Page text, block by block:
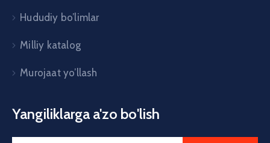
Hududiy bo’limlar
Milliy katalog
Murojaat yo’llash
Yangiliklarga a'zo bo'lish